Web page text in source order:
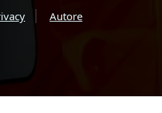
Autore